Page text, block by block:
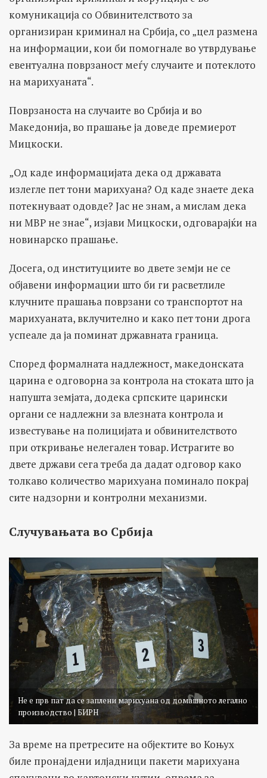
комуникација со Обвинителството за
организиран криминал на Србија, со „цел размена
на информации, кои би помогнале во утврдување
евентуална поврзаност меѓу случаите и потеклото
на марихуаната“.
Поврзаноста на случаите во Србија и во
Македонија, во прашање ја доведе премиерот
Мицкоски.
„Од каде информацијата дека од државата
излегле пет тони марихуана? Од каде знаете дека
потекнуваат одовде? Јас не знам, а мислам дека
ни МВР не знае“, изјави Мицкоски, одговарајќи на
новинарско прашање.
Досега, од институциите во двете земји не се
објавени информации што би ги расветлиле
клучните прашања поврзани со транспортот на
марихуаната, вклучително и како пет тони дрога
успеале да ја поминат државната граница.
Според формалната надлежност, македонската
царина е одговорна за контрола на стоката што ја
напушта земјата, додека српските царински
органи се надлежни за влезната контрола и
известување на полицијата и обвинителството
при откривање нелегален товар. Истрагите во
двете држави сега треба да дадат одговор како
толкаво количество марихуана поминало покрај
сите надзорни и контролни механизми.
Случувањата во Србија
Не е прв пат да се заплени марихуана од домашното легално
производство | БИРН
За време на претресите на објектите во Коњух
биле пронајдени илјадници пакети марихуана